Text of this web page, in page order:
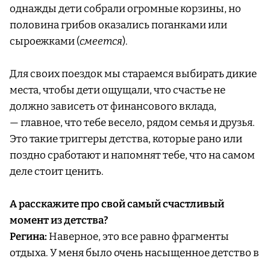
однажды дети собрали огромные корзины, но
половина грибов оказались поганками или
сыроежками (смеется).
Для своих поездок мы стараемся выбирать дикие
места, чтобы дети ощущали, что счастье не
должно зависеть от финансового вклада,
— главное, что тебе весело, рядом семья и друзья.
Это такие триггеры детства, которые рано или
поздно сработают и напомнят тебе, что на самом
деле стоит ценить.
А расскажите про свой самый счастливый
момент из детства?
Регина:Наверное, это все равно фрагменты
отдыха. У меня было очень насыщенное детство в